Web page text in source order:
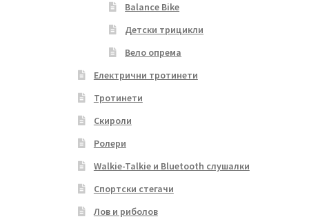
Balance Bike
Детски трицикли
Вело опрема
Електрични тротинети
Тротинети
Скироли
Ролери
Walkie-Talkie и Bluetooth слушалки
Спортски стегачи
Лов и риболов